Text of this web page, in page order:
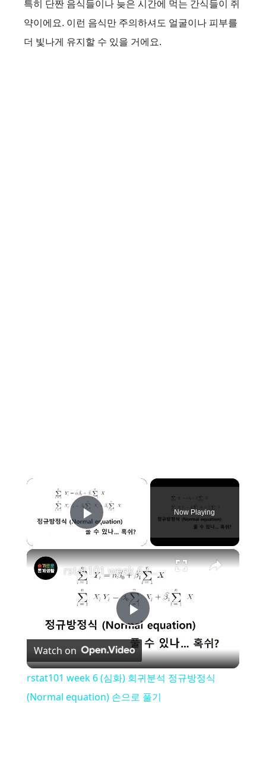
특히 단짠 음식들이나 늦은 시간에 먹는 간식들이 쥐
약이에요. 이런 음식만 주의하셔도 얼굴이나 피부를
더 빛나게 유지할 수 있을 거에요.
×
Play Video
Now Playing
×
P
l
a
rstat101 week 6 (심화) 회귀분석 정규방정식(Normal equation) 손으로 풀기
Watch on
rstat101 week 6 (심화) 회귀분석 정규방정식
(Normal equation) 손으로 풀기